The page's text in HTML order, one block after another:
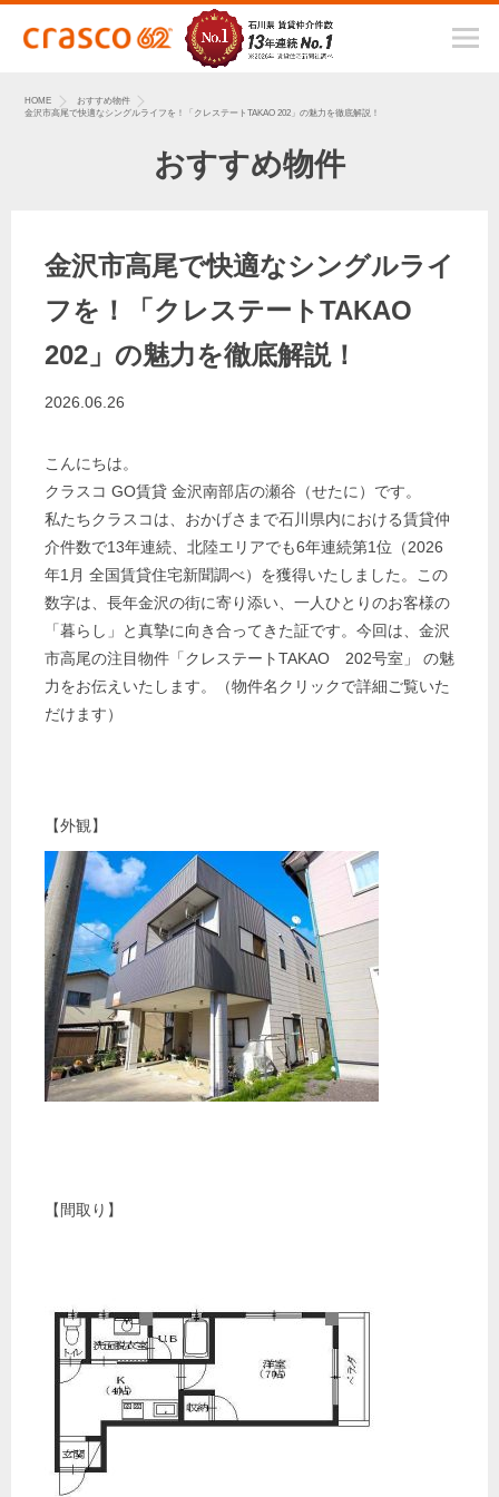
HOME
おすすめ物件
金沢市高尾で快適なシングルライフを！「クレステートTAKAO 202」の魅力を徹底解説！
おすすめ物件
金沢市高尾で快適なシングルライ
フを！「クレステートTAKAO
202」の魅力を徹底解説！
2026.06.26
こんにちは。
クラスコ GO賃貸 金沢南部店の瀬谷（せたに）です。
私たちクラスコは、おかげさまで石川県内における賃貸仲
介件数で13年連続、北陸エリアでも6年連続第1位（2026
年1月 全国賃貸住宅新聞調べ）を獲得いたしました。この
数字は、長年金沢の街に寄り添い、一人ひとりのお客様の
「暮らし」と真摯に向き合ってきた証です。今回は、金沢
市高尾の注目物件「クレステートTAKAO 202号室 」 の魅
力をお伝えいたします。（物件名クリックで詳細ご覧いた
だけます）
【外観】
【間取り】